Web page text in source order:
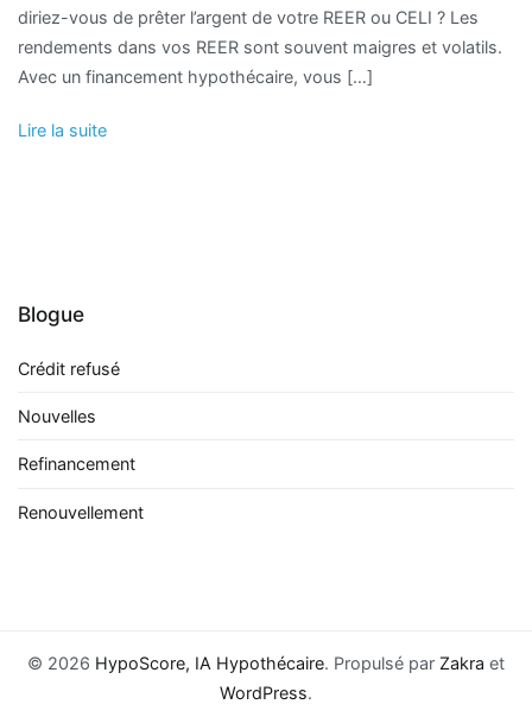
diriez-vous de prêter l’argent de votre REER ou CELI ? Les
rendements dans vos REER sont souvent maigres et volatils.
Avec un financement hypothécaire, vous […]
Lire la suite
Blogue
Crédit refusé
Nouvelles
Refinancement
Renouvellement
© 2026 HypoScore, IA Hypothécaire. Propulsé par Zakra et
WordPress.